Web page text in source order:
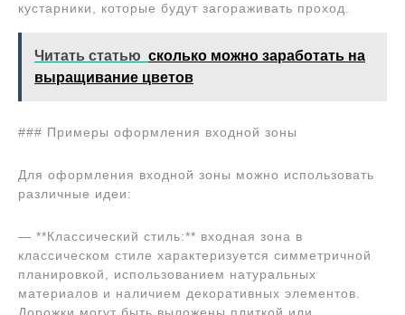
кустарники, которые будут загораживать проход.
Читать статью сколько можно заработать на
выращивание цветов
### Примеры оформления входной зоны
Для оформления входной зоны можно использовать
различные идеи:
— **Классический стиль:** входная зона в
классическом стиле характеризуется симметричной
планировкой, использованием натуральных
материалов и наличием декоративных элементов.